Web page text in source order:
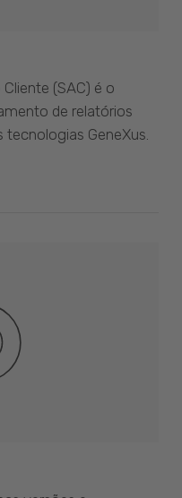
(SAC) é o
de relatórios
GeneXus.